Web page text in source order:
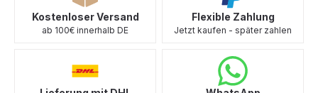
Kostenloser Versand
ab 100€ innerhalb DE
Flexible Zahlung
Jetzt kaufen - später zahlen